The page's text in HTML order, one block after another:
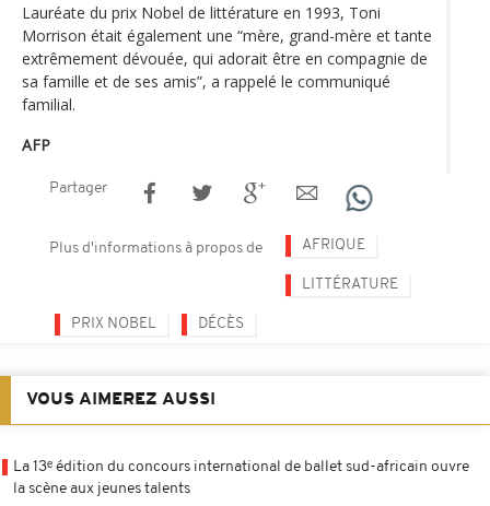
Lauréate du prix Nobel de littérature en 1993, Toni
Morrison était également une “mère, grand-mère et tante
extrêmement dévouée, qui adorait être en compagnie de
sa famille et de ses amis”, a rappelé le communiqué
familial.
AFP
Partager
Plus d'informations à propos de AFRIQUE
LITTÉRATURE
PRIX NOBEL DÉCÈS
VOUS AIMEREZ AUSSI
La 13ᵉ édition du concours international de ballet sud-africain ouvre
la scène aux jeunes talents